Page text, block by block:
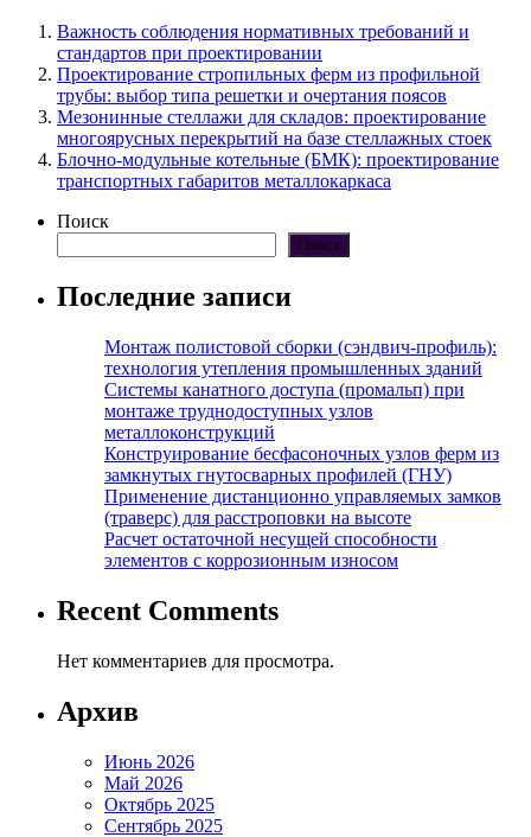
Важность соблюдения нормативных требований и
стандартов при проектировании
Проектирование стропильных ферм из профильной
трубы: выбор типа решетки и очертания поясов
Мезонинные стеллажи для складов: проектирование
многоярусных перекрытий на базе стеллажных стоек
Блочно-модульные котельные (БМК): проектирование
транспортных габаритов металлокаркаса
Поиск
Поиск
Последние записи
Монтаж полистовой сборки (сэндвич-профиль):
технология утепления промышленных зданий
Системы канатного доступа (промальп) при
монтаже труднодоступных узлов
металлоконструкций
Конструирование бесфасоночных узлов ферм из
замкнутых гнутосварных профилей (ГНУ)
Применение дистанционно управляемых замков
(траверс) для расстроповки на высоте
Расчет остаточной несущей способности
элементов с коррозионным износом
Recent Comments
Нет комментариев для просмотра.
Архив
Июнь 2026
Май 2026
Октябрь 2025
Сентябрь 2025